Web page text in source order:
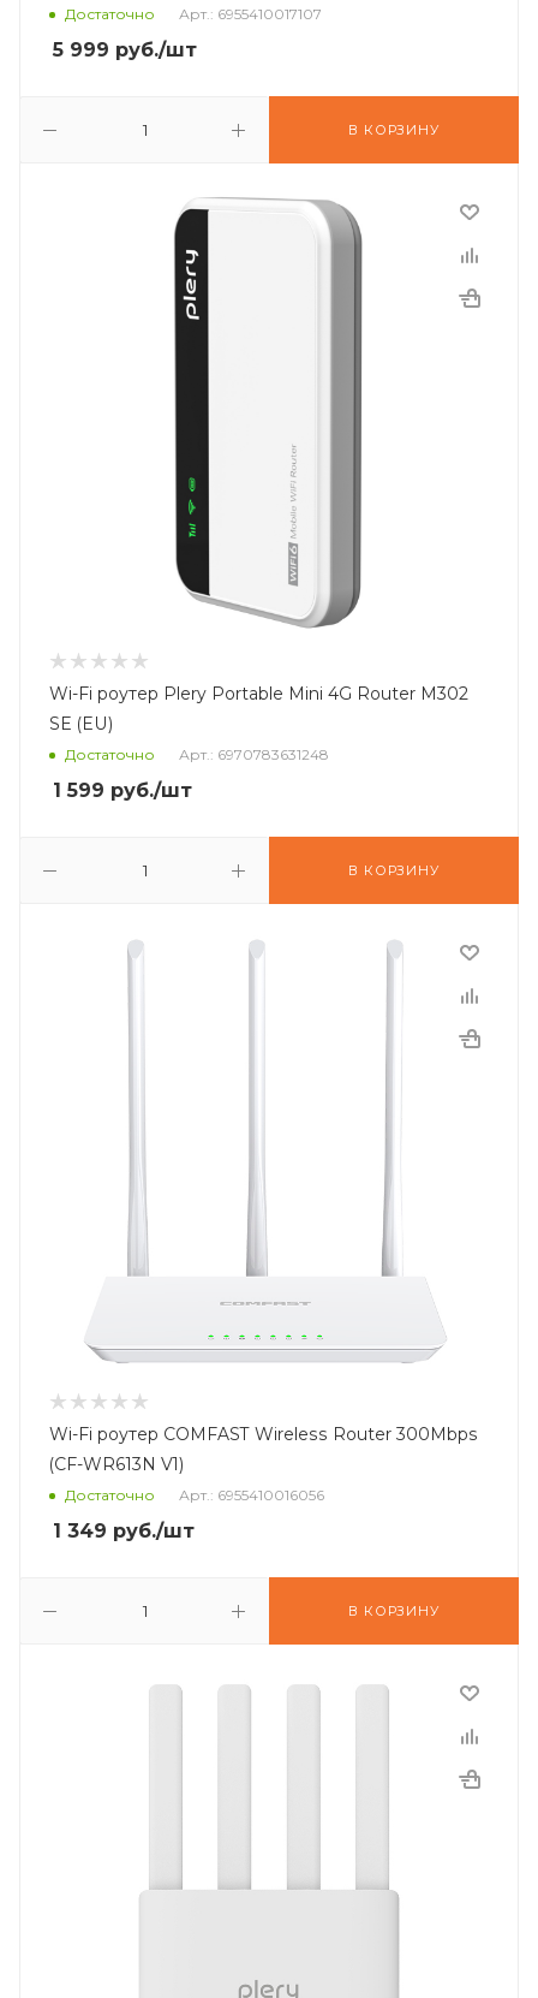
Достаточно Арт.: 6955410017107
5 999 руб./шт
В КОРЗИНУ
Wi-Fi роутер Plery Portable Mini 4G Router M302
SE (EU)
Достаточно Арт.: 6970783631248
1 599 руб./шт
В КОРЗИНУ
Wi-Fi роутер COMFAST Wireless Router 300Mbps
(CF-WR613N V1)
Достаточно Арт.: 6955410016056
1 349 руб./шт
В КОРЗИНУ